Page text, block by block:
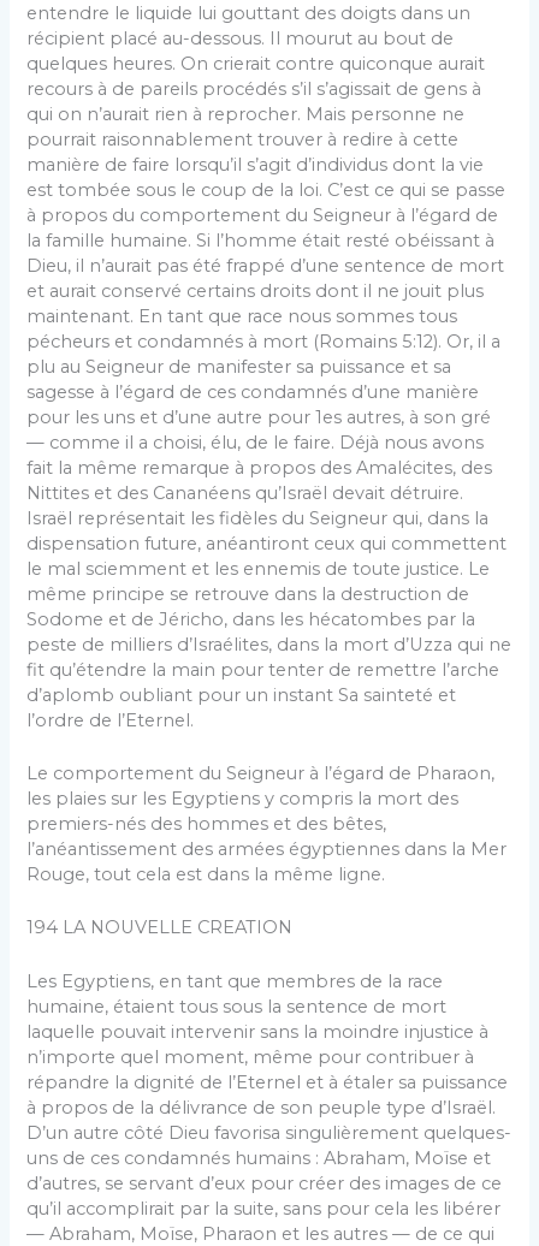
entendre le liquide lui gouttant des doigts dans un
récipient placé au-dessous. Il mourut au bout de
quelques heures. On crierait contre quiconque aurait
recours à de pareils procédés s’il s’agissait de gens à
qui on n’aurait rien à reprocher. Mais personne ne
pourrait raisonnablement trouver à redire à cette
manière de faire lorsqu’il s’agit d’individus dont la vie
est tombée sous le coup de la loi. C’est ce qui se passe
à propos du comportement du Seigneur à l’égard de
la famille humaine. Si l’homme était resté obéissant à
Dieu, il n’aurait pas été frappé d’une sentence de mort
et aurait conservé certains droits dont il ne jouit plus
maintenant. En tant que race nous sommes tous
pécheurs et con­damnés à mort (Romains 5:12). Or, il a
plu au Seigneur de manifester sa puissance et sa
sagesse à l’égard de ces condamnés d’une manière
pour les uns et d’une autre pour 1es autres, à son gré
— comme il a choisi, élu, de le faire. Déjà nous avons
fait la même remarque à propos des Amalécites, des
Nittites et des Cananéens qu’Israël devait détruire.
Israël représentait les fidèles du Sei­gneur qui, dans la
dispensation future, anéantiront ceux qui commettent
le mal sciemment et les ennemis de toute justice. Le
même principe se retrouve dans la destruc­tion de
Sodome et de Jéricho, dans les hécatombes par la
peste de milliers d’Israélites, dans la mort d’Uzza qui ne
fit qu’étendre la main pour tenter de remettre l’arche
d’aplomb oubliant pour un instant Sa sainteté et
l’ordre de l’Eternel.
Le comportement du Seigneur à l’égard de Pharaon,
les plaies sur les Egyptiens y compris la mort des
premiers-nés des hommes et des bêtes,
l’anéantissement des armées égyptiennes dans la Mer
Rouge, tout cela est dans la même ligne.
194 LA NOUVELLE CREATION
Les Egyptiens, en tant que membres de la race
humaine, étaient tous sous la sentence de mort
laquelle pouvait intervenir sans la moindre injustice à
n’importe quel moment, même pour contribuer à
répandre la dignité de l’Eternel et à étaler sa puissance
à propos de la délivrance de son peuple type d’Israël.
D’un autre côté Dieu favorisa singulièrement quelques-
uns de ces condamnés humains : Abraham, Moïse et
d’autres, se servant d’eux pour créer des images de ce
qu’il accom­plirait par la suite, sans pour cela les libérer
— Abraham, Moïse, Pharaon et les autres — de ce qui